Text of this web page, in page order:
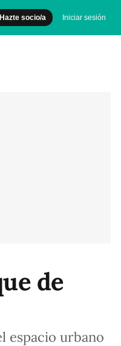
Hazte socio/a Iniciar sesión
de
espacio urbano